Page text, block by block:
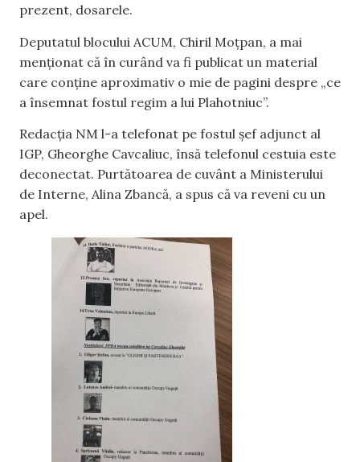
prezent, dosarele.
Deputatul blocului ACUM, Chiril Moțpan, a mai
menționat că în curând va fi publicat un material
care conține aproximativ o mie de pagini despre „ce
a însemnat fostul regim a lui Plahotniuc”.
Redacția NM l-a telefonat pe fostul șef adjunct al
IGP, Gheorghe Cavcaliuc, însă telefonul cestuia este
deconectat. Purtătoarea de cuvânt a Ministerului
de Interne, Alina Zbancă, a spus că va reveni cu un
apel.